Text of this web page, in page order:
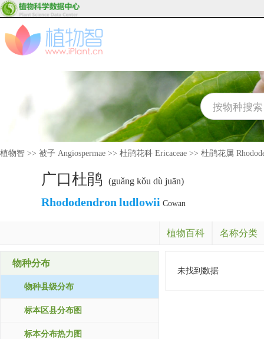
植物智 >> 被子 Angiospermae >> 杜鹃花科 Ericaceae >> 杜鹃花属
广口杜鹃 (guǎng kǒu dù juān)
Rhododendron ludlowii Cowan
植物百科 名称分类
物种分布
物种县级分布
标本区县分布图
标本分布热力图
未找到数据